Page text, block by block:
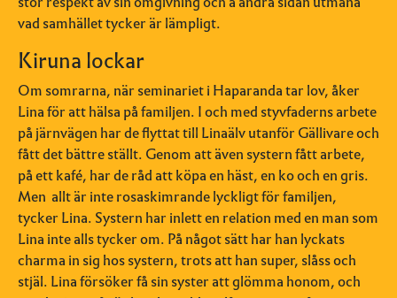
vad samhället tycker är lämpligt.
Kiruna lockar
Om somrarna, när seminariet i Haparanda tar lov, åker
Lina för att hälsa på familjen. I och med styvfaderns arbete
på järnvägen har de flyttat till Linaälv utanför Gällivare och
fått det bättre ställt. Genom att även systern fått arbete,
på ett kafé, har de råd att köpa en häst, en ko och en gris.
Men allt är inte rosaskimrande lyckligt för familjen,
tycker Lina. Systern har inlett en relation med en man som
Lina inte alls tycker om. På något sätt har han lyckats
charma in sig hos systern, trots att han super, slåss och
stjäl. Lina försöker få sin syster att glömma honom, och